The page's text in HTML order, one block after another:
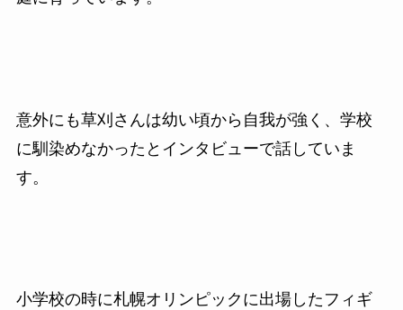
意外にも草刈さんは幼い頃から自我が強く、学校
に馴染めなかったとインタビューで話していま
す。
小学校の時に札幌オリンピックに出場したフィギ